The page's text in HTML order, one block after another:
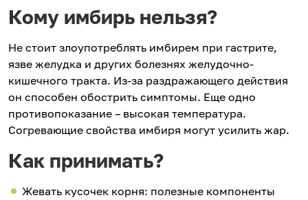
Кому имбирь нельзя?
Не стоит злоупотреблять имбирем при гастрите,
язве желудка и других болезнях желудочно-
кишечного тракта. Из‑за раздражающего действия
он способен обострить симптомы. Еще одно
противопоказание – высокая температура.
Согревающие свойства имбиря могут усилить жар.
Как принимать?
Жевать кусочек корня: полезные компоненты